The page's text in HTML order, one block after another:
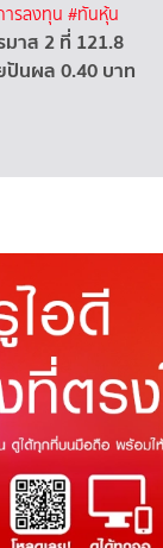
ารลงทุน #ทันหุ้น
มาส 2 ที่ 121.8
ปันผล 0.40 บาท